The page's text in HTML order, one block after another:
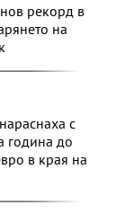
рекорд в
на
с
година до
в края на